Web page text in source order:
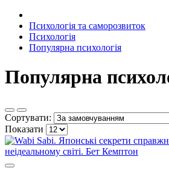
Психологія та саморозвиток
Психологія
Популярна психологія
Популярна
Сортувати:
Показати